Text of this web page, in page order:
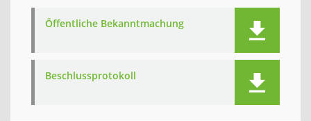
Öffentliche Bekanntmachung
Beschlussprotokoll